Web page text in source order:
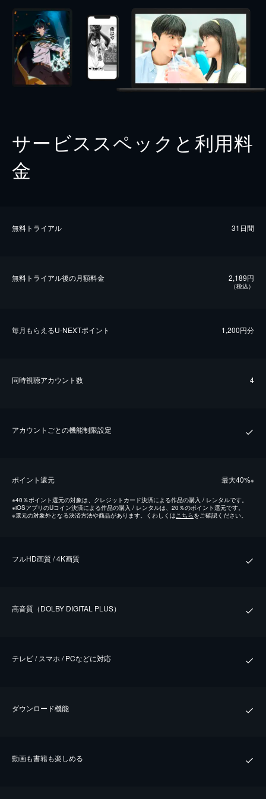
サービススペックと利用料
金
無料トライアル 31日間
無料トライアル後の⽉額料金 2,189円
（税込）
毎⽉もらえるU-NEXTポイント 1,200円分
同時視聴アカウント数 4
アカウントごとの機能制限設定
ポイント還元 最⼤40%※
※40％ポイント還元の対象は、クレジットカード決済による作品の購入 / レンタルです。
※iOSアプリのUコイン決済による作品の購入 / レンタルは、20％のポイント還元です。
※還元の対象外となる決済方法や商品があります。くわしくはこちらをご確認ください。
フルHD画質 / 4K画質
⾼⾳質（DOLBY DIGITAL PLUS）
テレビ / スマホ / PCなどに対応
ダウンロード機能
動画も書籍も楽しめる